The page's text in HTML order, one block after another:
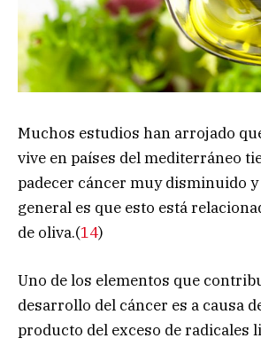
Muchos estudios han arrojado
vive en países del mediterráneo
padecer cáncer muy disminuido
general es que esto está
de oliva.(14)
Uno de los elementos que
desarrollo del cáncer es a causa
producto del exceso de radicales